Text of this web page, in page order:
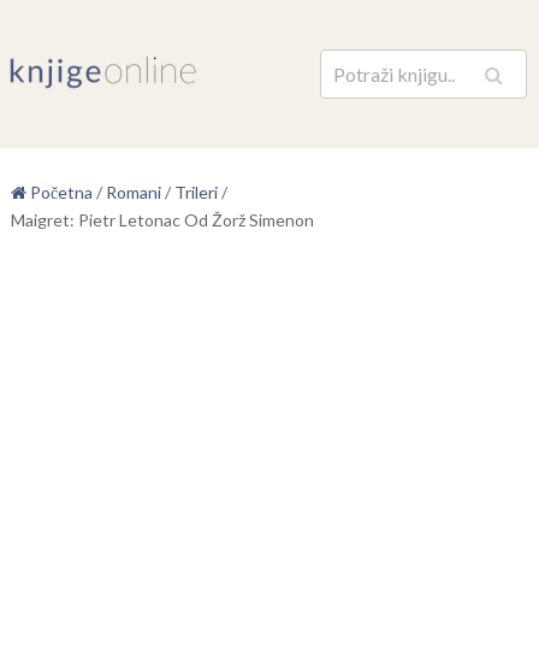
Pretraga
Početna / Romani/ Trileri/
Maigret: Pietr Letonac Od Žorž Simenon